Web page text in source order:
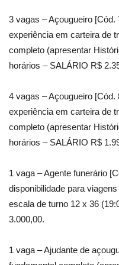
3 vagas – Açougueiro
experiência em carteira de
completo (apresentar
horários – SALÁRIO R$
4 vagas – Açougueiro
experiência em carteira de
completo (apresentar
horários – SALÁRIO R$
1 vaga – Agente funerário
disponibilidade para
escala de turno 12 x 36
3.000,00.
1 vaga – Ajudante de